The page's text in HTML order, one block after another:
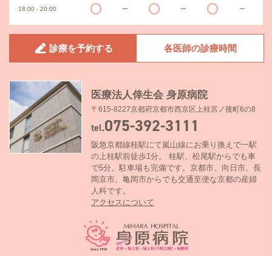
18:00 - 20:00 ー ー ー
診療を予約する 各医師の診療時間
医療法人倖生会 身原病院
〒615-8227京都府京都市西京区上桂宮ノ後町6の8
tel.075-392-3111
阪急京都線桂駅にて嵐山線にお乗り換えで一駅
の上桂駅前徒歩1分。 桂駅、松尾駅からでも車
で5分。駐車場も完備です。京都市、向日市、長
岡京市、亀岡市からでも交通至便な京都の産婦
人科です。
アクセスについて